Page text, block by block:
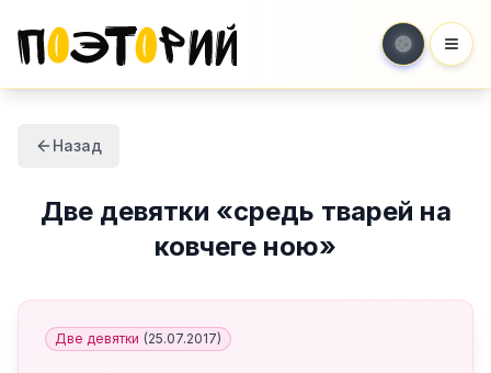
Назад
Две девятки «средь тварей на
ковчеге ною»
Две девятки (25.07.2017)